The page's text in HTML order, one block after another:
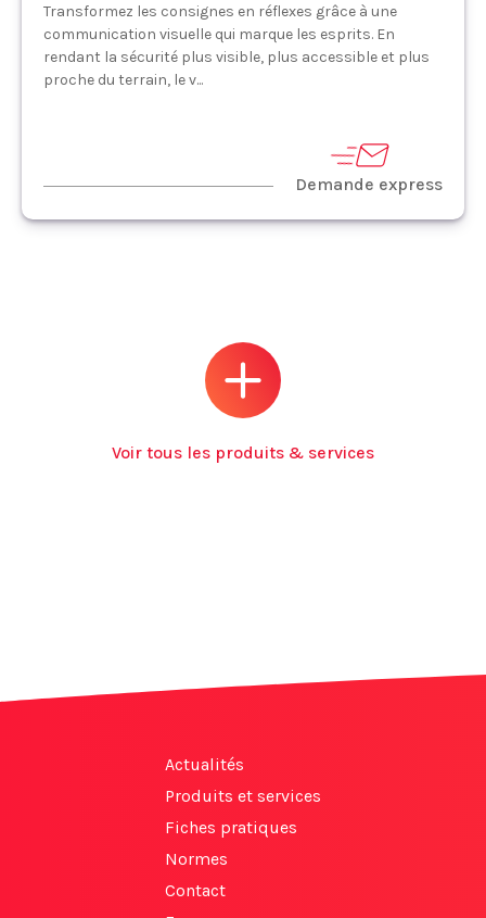
Transformez les consignes en réflexes grâce à une
communication visuelle qui marque les esprits. En
rendant la sécurité plus visible, plus accessible et plus
proche du terrain, le v...
Demande express
Voir tous les produits & services
Actualités
Produits et services
Fiches pratiques
Normes
Contact